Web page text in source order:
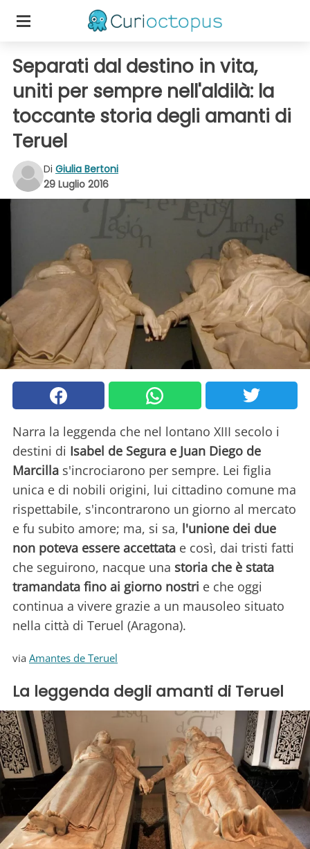
Separati dal destino in vita,
uniti per sempre nell'aldilà: la
toccante storia degli amanti di
Teruel
Di Giulia Bertoni
29 Luglio 2016
Narra la leggenda che nel lontano XIII secolo i
destini di Isabel de Segura e Juan Diego de
Marcilla s'incrociarono per sempre. Lei figlia
unica e di nobili origini, lui cittadino comune ma
rispettabile, s'incontrarono un giorno al mercato
e fu subito amore; ma, si sa, l'unione dei due
non poteva essere accettata e così, dai tristi fatti
che seguirono, nacque una storia che è stata
tramandata fino ai giorno nostri e che oggi
continua a vivere grazie a un mausoleo situato
nella città di Teruel (Aragona).
via Amantes de Teruel
La leggenda degli amanti di Teruel